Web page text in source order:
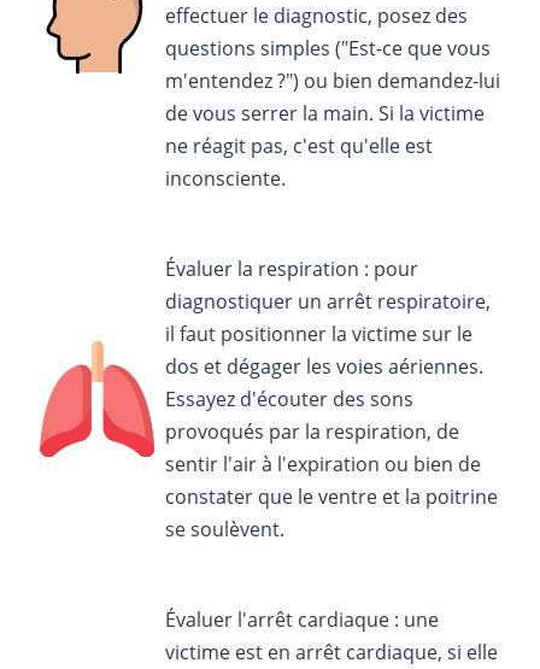
effectuer le diagnostic, posez des
questions simples ("Est-ce que vous
m'entendez ?") ou bien demandez-lui
de vous serrer la main. Si la victime
ne réagit pas, c'est qu'elle est
inconsciente.
Évaluer la respiration : pour
diagnostiquer un arrêt respiratoire,
il faut positionner la victime sur le
dos et dégager les voies aériennes.
Essayez d'écouter des sons
provoqués par la respiration, de
sentir l'air à l'expiration ou bien de
constater que le ventre et la poitrine
se soulèvent.
Évaluer l'arrêt cardiaque : une
victime est en arrêt cardiaque, si elle